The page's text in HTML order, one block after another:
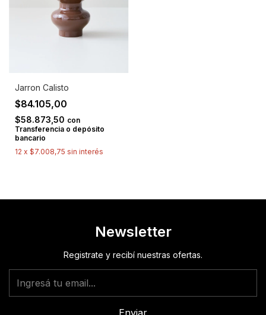
Jarron Calisto
$84.105,00
$58.873,50 con
Transferencia o depósito
bancario
12 x $7.008,75 sin interés
Newsletter
Registrate y recibí nuestras ofertas.